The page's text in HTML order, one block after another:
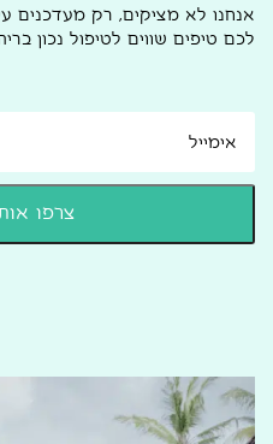
אנחנו לא מציקים, רק מעדכנים
לכם טיפים שווים לטיפול נכון